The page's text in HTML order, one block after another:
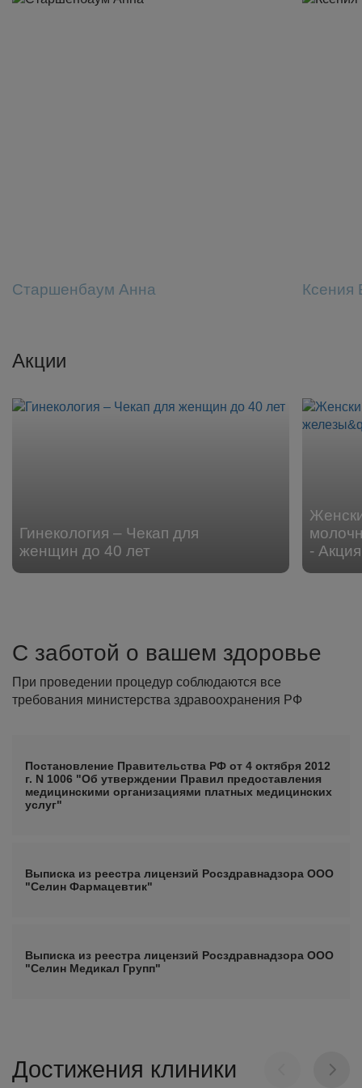
Старшенбаум Анна Ксения
Акции
Гинекология – Чекап для
женщин до 40 лет
- Акция
С заботой о вашем здоровье
При проведении процедур соблюдаются все
требования министерства здравоохранения РФ
Постановление Правительства РФ от 4 октября 2012
г. N 1006 "Об утверждении Правил предоставления
медицинскими организациями платных медицинских
услуг"
Выписка из реестра лицензий Росздравнадзора ООО
"Селин Фармацевтик"
Выписка из реестра лицензий Росздравнадзора ООО
"Селин Медикал Групп"
Достижения клиники